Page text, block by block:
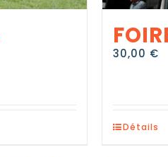
30,00 €
Détails